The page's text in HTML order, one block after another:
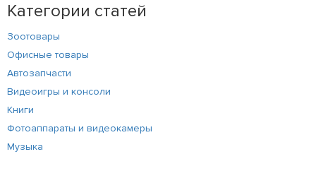
Категории статей
Зоотовары
Офисные товары
Автозапчасти
Видеоигры и консоли
Книги
Фотоаппараты и видеокамеры
Музыка